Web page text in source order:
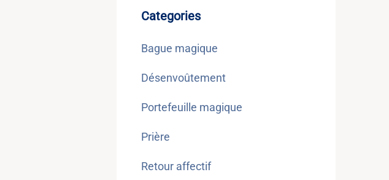
Categories
Bague magique
Désenvoûtement
Portefeuille magique
Prière
Retour affectif